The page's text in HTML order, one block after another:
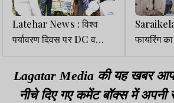
Latehar News : विश्व
पर्यावरण दिवस पर DC व
DDC ने किया पौधारोपण
फायरिंग
गिरफ्तार,
हुआ था
Lagatar Media की यह खबर
नीचे दिए गए कमेंट बॉक्स में अपनी